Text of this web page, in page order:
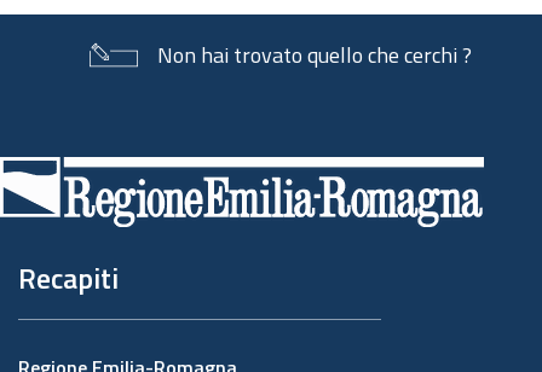
Non hai trovato quello che cerchi ?
di
pagina
Recapiti